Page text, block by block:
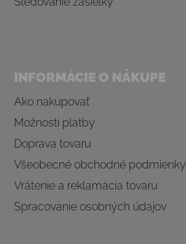
INFORMÁCIE O NÁKUPE
Ako nakupovať
Možnosti platby
Doprava tovaru
Všeobecné obchodné podmienky
Vrátenie a reklamácia tovaru
Spracovanie osobných údajov